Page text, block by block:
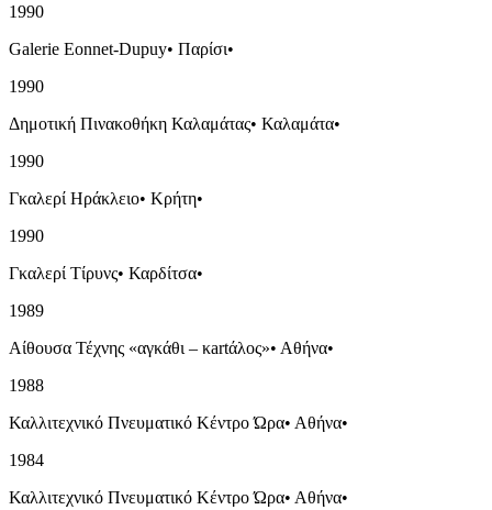
1990
Galerie Eonnet-Dupuy• Παρίσι•
1990
Δημοτική Πινακοθήκη Καλαμάτας• Καλαμάτα•
1990
Γκαλερί Ηράκλειο• Κρήτη•
1990
Γκαλερί Τίρυνς• Καρδίτσα•
1989
Αίθουσα Τέχνης «αγκάθι – κartάλος»• Αθήνα•
1988
Καλλιτεχνικό Πνευματικό Κέντρο Ώρα• Αθήνα•
1984
Καλλιτεχνικό Πνευματικό Κέντρο Ώρα• Αθήνα•